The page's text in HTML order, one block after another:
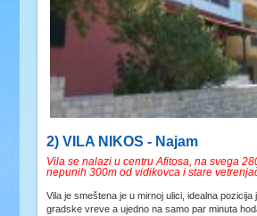
2) VILA NIKOS - Najam
Vila se nalazi u centru Afitosa, na svega
nepunih 300m od vidikovca i stare
Vila je smeštena je u mirnoj ulici, idealna pozicija
gradske vreve a ujedno na samo par minuta